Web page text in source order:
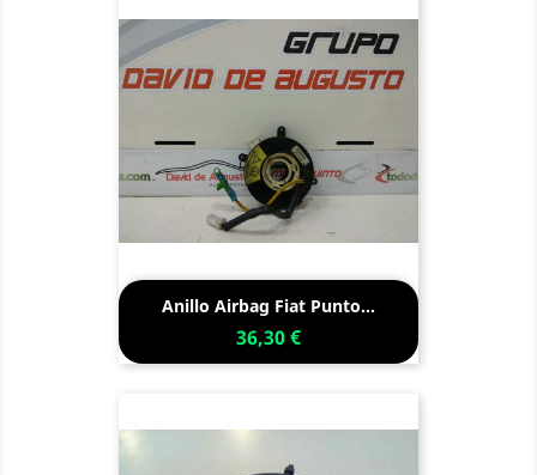
Anillo Airbag Fiat Punto...
36,30 €